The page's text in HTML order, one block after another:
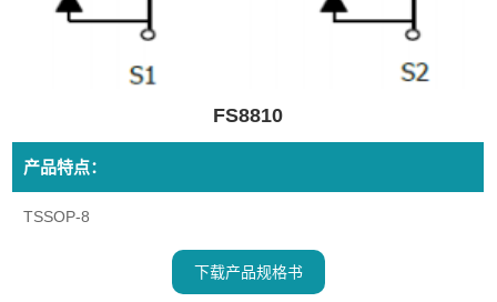
FS8810
产品特点：
TSSOP-8
下载产品规格书